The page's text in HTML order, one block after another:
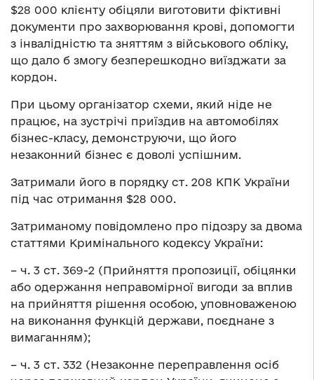
$28 000 клієнту обіцяли виготовити фіктивні
документи про захворювання крові, допомогти
з інвалідністю та зняттям з військового обліку,
що дало б змогу безперешкодно виїзджати за
кордон.
При цьому організатор схеми, який ніде не
працює, на зустрічі приїздив на автомобілях
бізнес-класу, демонструючи, що його
незаконний бізнес є доволі успішним.
Затримали його в порядку ст. 208 КПК України
під час отримання $28 000.
Затриманому повідомлено про підозру за двома
статтями Кримінального кодексу України:
– ч. 3 ст. 369-2 (Прийняття пропозиції, обіцянки
або одержання неправомірної вигоди за вплив
на прийняття рішення особою, уповноваженою
на виконання функцій держави, поєднане з
вимаганням);
– ч. 3 ст. 332 (Незаконне переправлення осіб